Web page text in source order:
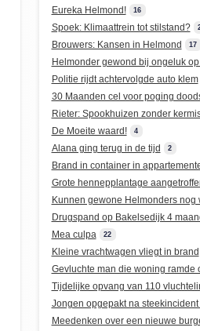
Eureka Helmond! 16
Spoek: Klimaattrein tot stilstand?
Brouwers: Kansen in Helmond 17
Helmonder gewond bij ongeluk
Politie rijdt achtervolgde auto klem
30 Maanden cel voor poging
Rieter: Spookhuizen zonder
De Moeite waard! 4
Alana ging terug in de tijd 2
Brand in container in
Grote hennepplantage
Kunnen gewone Helmonders nog
Drugspand op Bakelsedijk 4
Mea culpa 22
Kleine vrachtwagen vliegt in brand
Gevluchte man die woning ramde
Tijdelijke opvang van 110
Jongen opgepakt na
Meedenken over een nieuwe